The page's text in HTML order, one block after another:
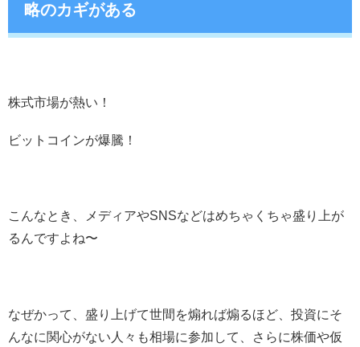
略のカギがある
株式市場が熱い！
ビットコインが爆騰！
こんなとき、メディアやSNSなどはめちゃくちゃ盛り上が
るんですよね〜
なぜかって、盛り上げて世間を煽れば煽るほど、投資にそ
んなに関心がない人々も相場に参加して、さらに株価や仮